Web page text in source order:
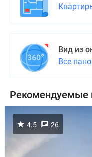
Вид из
Все
Рекомендуемые
4.5 26